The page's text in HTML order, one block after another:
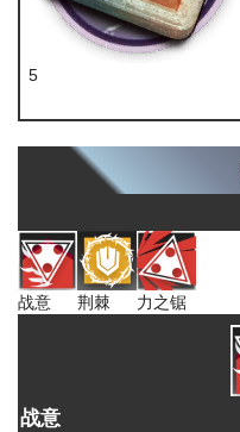
5
战意 荆棘 力之锯
战意